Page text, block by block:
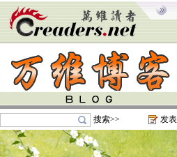
搜索>> 发